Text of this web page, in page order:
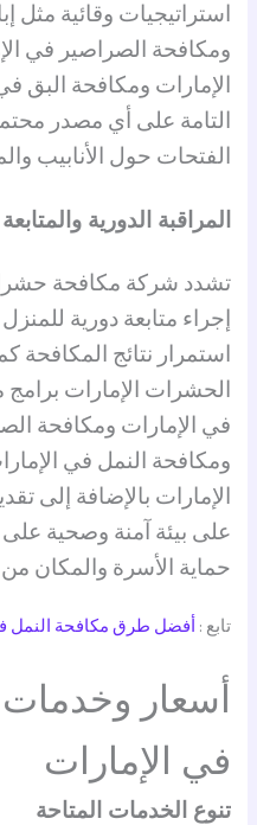
استراتيجيات وقائية مثل
ومكافحة الصراصير في
الإمارات ومكافحة البق
التامة على أي مصدر
الفتحات حول الأنابيب
المراقبة الدورية والمتابعة
تشدد شركة مكافحة
إجراء متابعة دورية
استمرار نتائج
الحشرات الإمارات
في الإمارات ومكافحة
ومكافحة النمل في
الإمارات بالإضافة إلى
على بيئة آمنة وصحية
حماية الأسرة والمكان
تابع : أفضل طرق مكافحة النمل
أسعار
في الإمارات
تنوع الخدمات المتاحة